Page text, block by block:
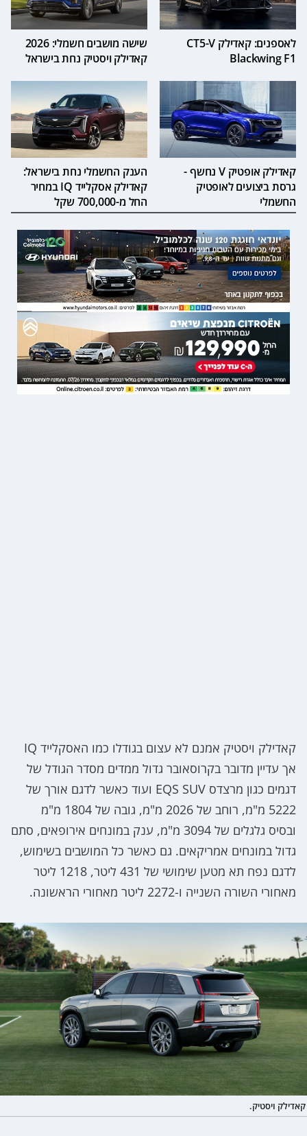
לאספנים: קאדילק CT5-V
Blackwing F1
שישה מושבים חשמלי: 2026
קאדילק ויסטיק נחת בישראל
קאדילק אופטיק V נחשף -
גרסת ביצועים לאופטיק
החשמלי
הענק החשמלי נחת בישראל:
קאדילק אסקלייד IQ במחיר
החל מ-700,000 שקל
קאדילק ויסטיק אמנם לא עצום בגודלו כמו האסקלייד IQ
אך עדיין מדובר בקרוסאובר גדול ממדים מסדר הגודל של
דגמים כגון מרצדס EQS SUV ועוד כאשר לדגם אורך של
5222 מ"מ, רוחב של 2026 מ"מ, גובה של 1804 מ"מ
ובסיס גלגלים של 3094 מ"מ, ענק במונחים אירופאים, סתם
גדול במונחים אמריקאים. גם כאשר כל המושבים בשימוש,
לדגם נפח תא מטען שימושי של 431 ליטר, 1218 ליטר
מאחורי השורה השנייה ו-2272 ליטר מאחורי הראשונה.
קאדילק ויסטיק.